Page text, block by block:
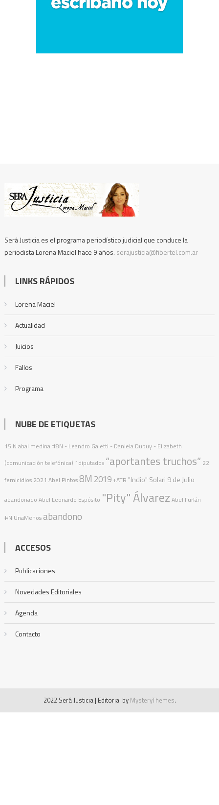
Será Justicia es el programa periodístico judicial que conduce la
periodista Lorena Maciel hace 9 años. serajusticia@fibertel.com.ar
LINKS RÁPIDOS
Lorena Maciel
Actualidad
Juicios
Fallos
Programa
NUBE DE ETIQUETAS
15 N abal medina #8N - Leandro Galetti - Daniela Dupuy - Elizabeth
(comunicación telefónica) 1diputados “aportantes truchos” 22
femicidios 2021 Abel Pintos8M 2019 +ATR "Indio" Solari 9 de Julio
abandonado Abel Leonardo Espósito "Pity" Álvarez Abel Furlán
#NiUnaMenosabandono
ACCESOS
Publicaciones
Novedades Editoriales
Agenda
Contacto
2022 Será Justicia | Editorial by MysteryThemes.